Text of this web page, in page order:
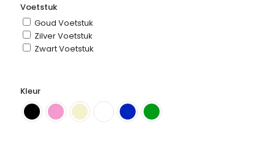
Voetstuk
Goud Voetstuk
Zilver Voetstuk
Zwart Voetstuk
Kleur